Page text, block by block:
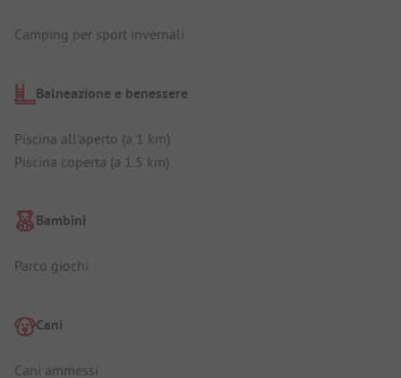
Camping per sport invernali
Balneazione e benessere
Piscina all'aperto (a 1 km)
Piscina coperta (a 1.5 km)
Bambini
Parco giochi
Cani
Cani ammessi